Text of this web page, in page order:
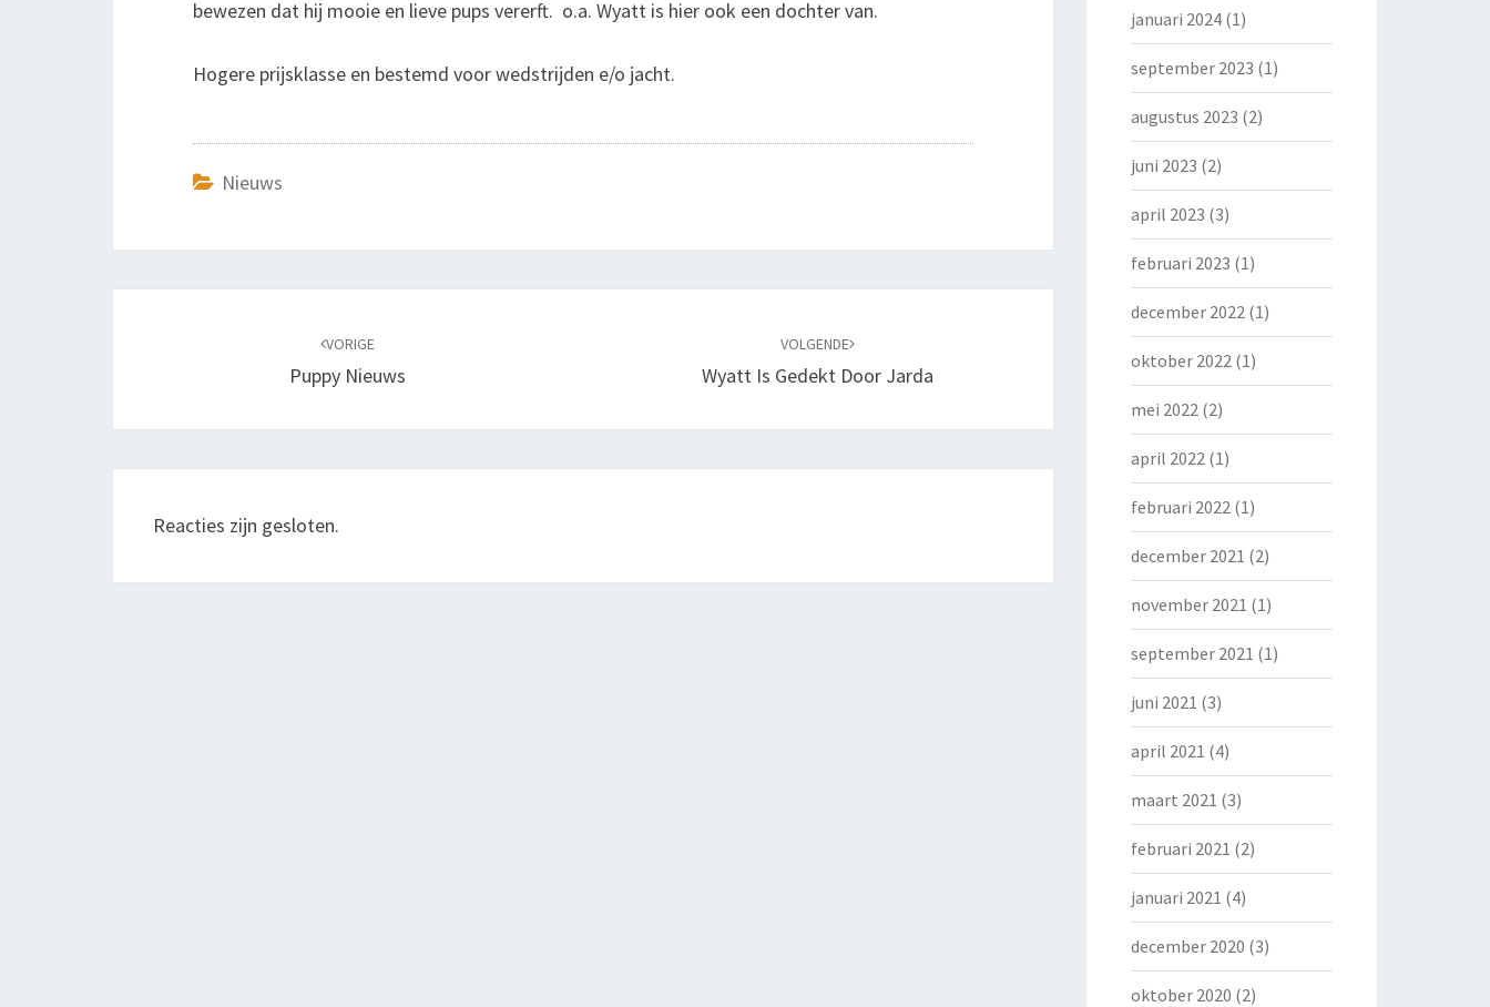
bewezen dat hij mooie en lieve pups vererft. o.a. Wyatt is hier ook een dochter van.
Hogere prijsklasse en bestemd voor wedstrijden e/o jacht.
Nieuws
VORIGE
Puppy Nieuws
VOLGENDE
Wyatt Is Gedekt Door Jarda
Reacties zijn gesloten.
januari 2024(1)
september 2023 (1)
augustus 2023 (2)
juni 2023 (2)
april 2023 (3)
februari 2023 (1)
december 2022(1)
oktober 2022(1)
mei 2022(2)
april 2022(1)
februari 2022(1)
december 2021 (2)
november 2021 (1)
september 2021 (1)
juni 2021 (3)
april 2021 (4)
maart 2021 (3)
februari 2021 (2)
januari 2021 (4)
december 2020 (3)
oktober 2020 (2)